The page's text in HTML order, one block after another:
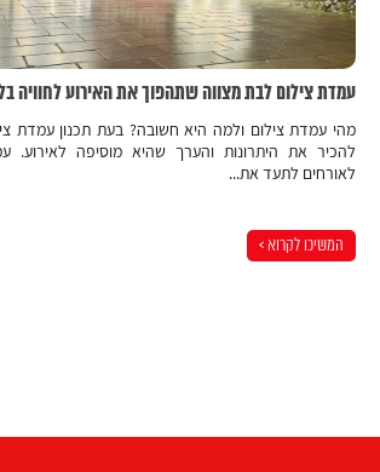
עמדת צילום לבת מצווה שתהפוך את האירוע לחוויה
מהי עמדת צילום ולמה היא חשובה? בעת תכנון עמדת
להכיר את היתרונות והערך שהיא מוסיפה לאירוע.
לאורחים לתעד את...
המשיכו לקרוא >